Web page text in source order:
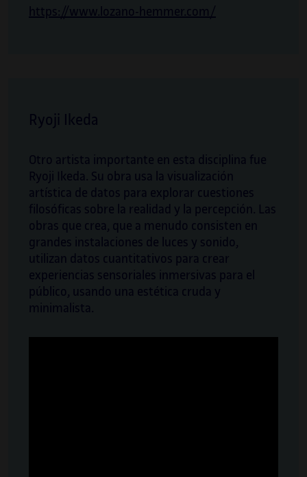
https://www.lozano-hemmer.com/
Ryoji Ikeda
Otro artista importante en esta disciplina fue
Ryoji Ikeda. Su obra usa la visualización
artística de datos para explorar cuestiones
filosóficas sobre la realidad y la percepción. Las
obras que crea, que a menudo consisten en
grandes instalaciones de luces y sonido,
utilizan datos cuantitativos para crear
experiencias sensoriales inmersivas para el
público, usando una estética cruda y
minimalista.